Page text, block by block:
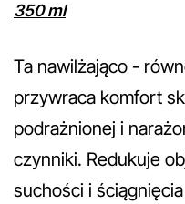
350 ml
Ta nawilżająco -
przywraca komfort
podrażnionej i
czynniki. Redukuje
suchości i